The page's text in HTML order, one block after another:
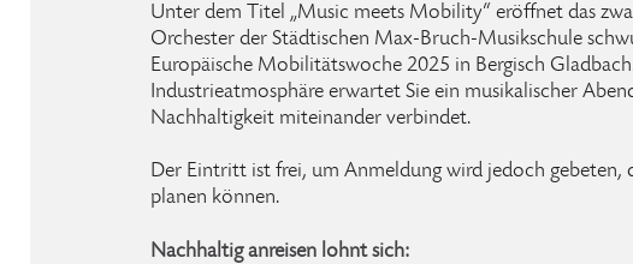
Unter dem Titel „Music meets Mobility“ eröffnet das
Orchester der Städtischen Max-Bruch-Musikschule
Europäische Mobilitätswoche 2025 in Bergisch
Industrieatmosphäre erwartet Sie ein musikalischer
Nachhaltigkeit miteinander verbindet.
Der Eintritt ist frei, um Anmeldung wird jedoch gebeten,
planen können.
Nachhaltig anreisen lohnt sich: